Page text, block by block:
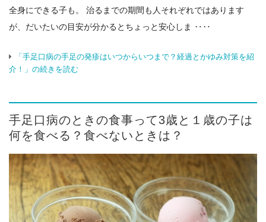
全身にできる子も。 治るまでの期間も人それぞれではあります
が、だいたいの目安が分かるとちょっと安心しま ‥‥
「手足口病の手足の発疹はいつからいつまで？経過とかゆみ対策を紹
介！」の続きを読む
手足口病のときの食事って3歳と１歳の子は
何を食べる？食べないときは？